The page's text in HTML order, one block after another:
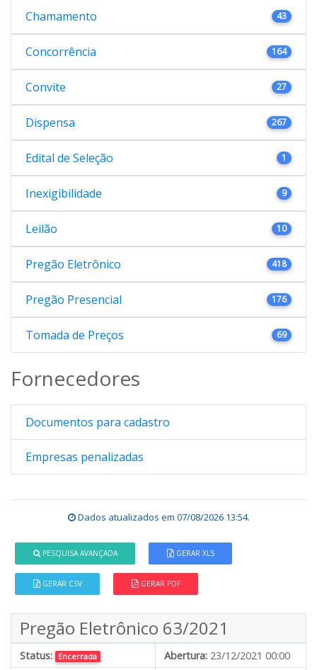
Chamamento 43
Concorrência 164
Convite 27
Dispensa 267
Edital de Seleção 1
Inexigibilidade 9
Leilão 10
Pregão Eletrônico 418
Pregão Presencial 176
Tomada de Preços 69
Fornecedores
Documentos para cadastro
Empresas penalizadas
Dados atualizados em 07/08/2026 13:54.
PESQUISA AVANÇADA GERAR XLS
GERAR CSV GERAR PDF
Pregão Eletrônico 63/2021
Status: Encerrada Abertura: 23/12/2021 00:00